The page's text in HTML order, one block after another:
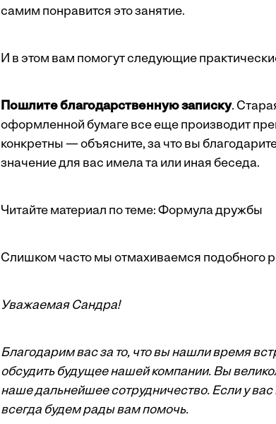
самим понравится это занятие.
И в этом вам помогут следующие
Пошлите благодарственную записку.
оформленной бумаге все еще производит
конкретны — объясните, за что вы
значение для вас имела та или иная беседа.
Читайте материал по теме: Формула дружбы
Слишком часто мы отмахиваемся подобного
Уважаемая Сандра!
Благодарим вас за то, что вы нашли время
обсудить будущее нашей компании. Вы
наше дальнейшее сотрудничество. Если у
всегда будем рады вам помочь.